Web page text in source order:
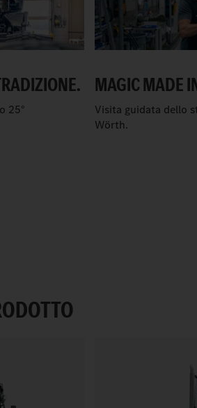
25°
MAGIC MADE
Visita guidata dello
Wörth.